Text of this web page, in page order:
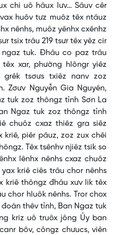
chi uô hâux lưv… Sâuv cêr
huôv tưz muôz têx ntâuz
nênhs, muôz yênhx cxênhz
tsix trâu 219 tsưr têx yêz cir
tuk. Đhâu co paz trâu
xar, phường hlôngr yiêz
tsơưs txiêz nanv zoz
Zơưv Nguyễn Gia Nguyên,
tuk zoz thôngz tỉnh Sơn La
Ngaz tuk zoz thôngz tỉnh
chuôz cxaz thiêz gra siêz
piêr pâuz, zoz zux chêi
Têx tsênhv njiêz tsik so
lênhx nênhs cxaz chuôz
kriê ciês trâu chor nênhs
kriê thôngz đhâu xưv lik têx
chor hluôk nênhs. Tror chox
thêv tỉnh, Ban Ngaz tuk
kriz uô truôx jông Ủy ban
bôv, côngz chưucs, viên